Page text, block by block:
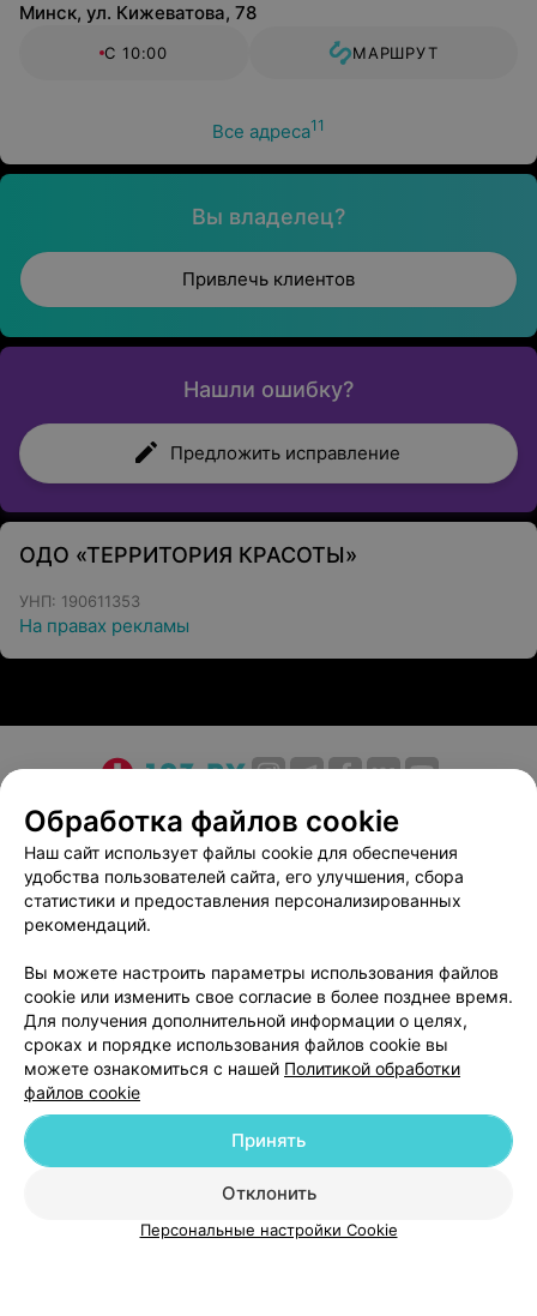
Минск, ул. Кижеватова, 78
С 10:00 МАРШРУТ
Все адреса11
Вы владелец?
Привлечь клиентов
Нашли ошибку?
Предложить исправление
ОДО «ТЕРРИТОРИЯ КРАСОТЫ»
УНП: 190611353
На правах рекламы
О проекте Новости проекта
Размещение рекламы
Медицинский маркетинг
Публичный договор
Пользовательское соглашение
Способы оплаты
Вакансии
Партнеры
Написать в поддержку
Персональные настройки cookie
Обработка персональных данных
г. Минск, улица Толбухина, 2, пом. 16 | help@103.by
ВЫ ВЛАДЕЛЕЦ?
Обработка файлов cookie
Наш сайт использует файлы cookie для обеспечения
удобства пользователей сайта, его улучшения, сбора
статистики и предоставления персонализированных
рекомендаций.
Вы можете настроить параметры использования файлов
cookie или изменить свое согласие в более позднее время.
Для получения дополнительной информации о целях,
сроках и порядке использования файлов cookie вы
можете ознакомиться с нашей Политикой обработки
файлов cookie
Отклонить
Принять
Персональные настройки Cookie